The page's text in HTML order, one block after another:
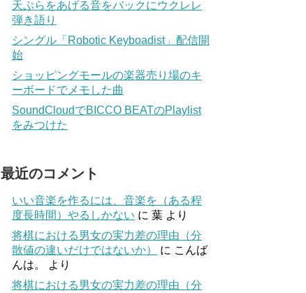
天ぷらをあげる音をバックにウクレレ
弾き語り
シングル「Robotic Keyboadist」配信開
始
ショッピングモールの楽器売り場のキ
ーボードでメモした曲
SoundCloudでBICCO BEATのPlaylist
をみつけた
最近のコメント
いい音楽を作るには、音楽を（ある程
度長時間）やるしかない に 葉 より
将棋における男女の実力差の理由（分
散値の違いだけではないか）
に こんば
んは。
より
将棋における男女の実力差の理由（分